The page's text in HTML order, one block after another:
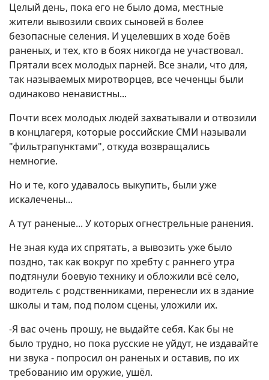
Целый день, пока его не было дома, местные
жители вывозили своих сыновей в более
безопасные селения. И уцелевших в ходе боёв
раненых, и тех, кто в боях никогда не участвовал.
Прятали всех молодых парней. Все знали, что для,
так называемых миротворцев, все чеченцы были
одинаково ненавистны...
Почти всех молодых людей захватывали и отвозили
в концлагеря, которые российские СМИ называли
"фильтрапунктами", откуда возвращались
немногие.
Но и те, кого удавалось выкупить, были уже
искалечены...
А тут раненые... У которых огнестрельные ранения.
Не зная куда их спрятать, а вывозить уже было
поздно, так как вокруг по хребту с раннего утра
подтянули боевую технику и обложили всё село,
водитель с родственниками, перенесли их в здание
школы и там, под полом сцены, уложили их.
-Я вас очень прошу, не выдайте себя. Как бы не
было трудно, но пока русские не уйдут, не издавайте
ни звука - попросил он раненых и оставив, по их
требованию им оружие, ушёл.